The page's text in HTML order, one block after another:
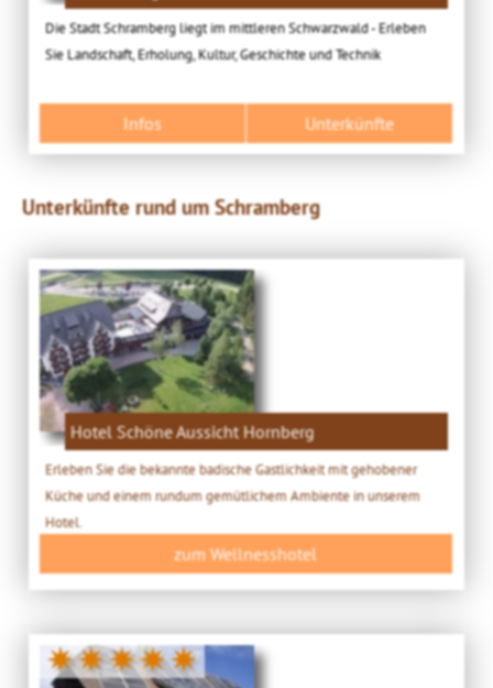
Die Stadt Schramberg liegt im mittleren Schwarzwald - Erleben
Sie Landschaft, Erholung, Kultur, Geschichte und Technik
Infos Unterkünfte
Unterkünfte rund um Schramberg
Hotel Schöne Aussicht Hornberg
Erleben Sie die bekannte badische Gastlichkeit mit gehobener
Küche und einem rundum gemütlichem Ambiente in unserem
Hotel.
zum Wellnesshotel
✷✷✷✷✷